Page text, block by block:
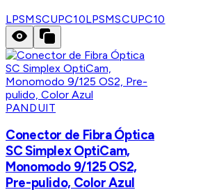
LPSMSCUPC10LPSMSCUPC10
PANDUIT
Conector de Fibra Óptica
SC Simplex OptiCam,
Monomodo 9/125 OS2,
Pre-pulido, Color Azul